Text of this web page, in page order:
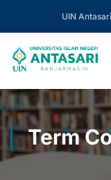
UIN Antasari
Term